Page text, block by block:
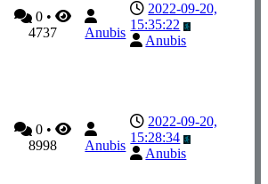
0 •
4737
Anubis
2022-09-20,
15:35:22
Anubis
0 •
8998
Anubis
2022-09-20,
15:28:34
Anubis